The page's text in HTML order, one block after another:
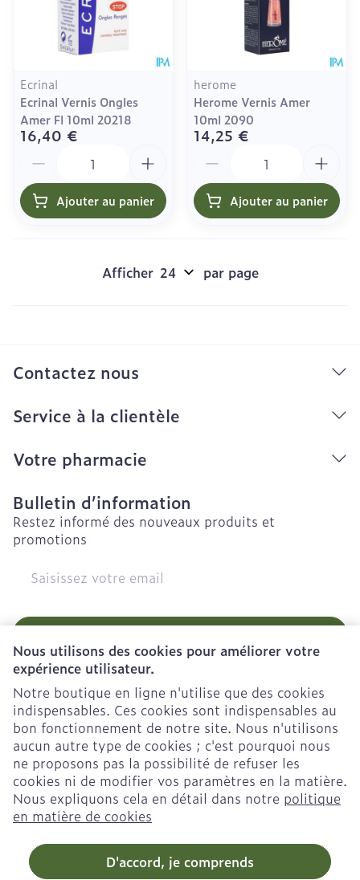
Nous utilisons des cookies pour améliorer votre
expérience utilisateur.
Notre boutique en ligne n'utilise que des cookies
indispensables. Ces cookies sont indispensables au
bon fonctionnement de notre site. Nous n'utilisons
aucun autre type de cookies ; c'est pourquoi nous
ne proposons pas la possibilité de refuser les
cookies ni de modifier vos paramètres en la matière.
Nous expliquons cela en détail dans notre politique
en matière de cookies
D'accord, je comprends
Ecrinal
Ecrinal Vernis Ongles
Amer Fl 10ml 20218
16,40 €
Ajouter au panier
herome
Herome Vernis Amer
10ml 2090
14,25 €
Ajouter au panier
Afficher par page
Contactez nous
Service à la clientèle
Votre pharmacie
Bulletin d’information
Restez informé des nouveaux produits et
promotions
En cliquant sur s'abonner, vous vous abonnez à notre
newsletter et acceptez notre
politique de confidentialité
Liens légaux